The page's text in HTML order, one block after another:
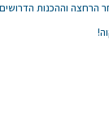
וההכנות